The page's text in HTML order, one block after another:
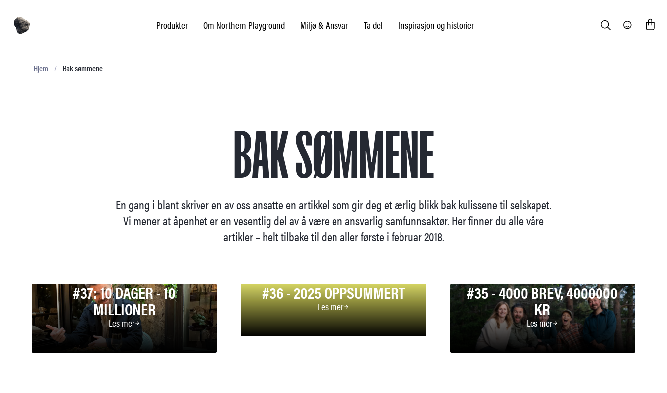
Produkter Miljø & Ansvar Ta del Inspirasjon og historier
Om Northern Playground Search Community
Hjem / Bak sømmene
BAK SØMMENE
En gang i blant skriver en av oss ansatte en artikkel som gir deg et ærlig blikk bak kulissene til selskapet.
Vi mener at åpenhet er en vesentlig del av å være en ansvarlig samfunnsaktør. Her finner du alle våre
artikler – helt tilbake til den aller første i februar 2018.
#37: 10 DAGER - 10
MILLIONER
Les mer
#36 - 2025 OPPSUMMERT
Les mer
#35 - 4000 BREV, 4000000
KR
Les mer